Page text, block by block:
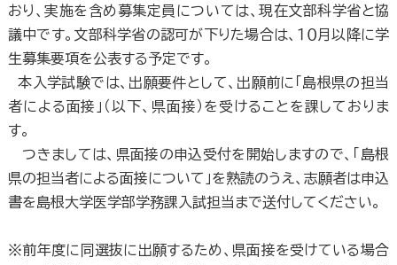
おり、実施を含め募集定員については、現在文部科学省と協
議中です。文部科学省の認可が下りた場合は、１０月以降に学
生募集要項を公表する予定です。
本入学試験では、出願要件として、出願前に「島根県の担当
者による面接」（以下、県面接）を受けることを課しておりま
す。
つきましては、県面接の申込受付を開始しますので、「島根
県の担当者による面接について」を熟読のうえ、志願者は申込
書を島根大学医学部学務課入試担当まで送付してください。
※前年度に同選抜に出願するため、県面接を受けている場合